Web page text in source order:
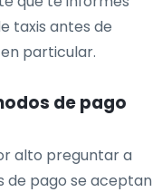
taxis antes de
particular.
de pago
alto preguntar a
de pago se aceptan